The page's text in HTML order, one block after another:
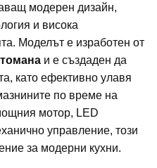
модерен дизайн,
и висока
Моделът е изработен от
и е създаден да
като ефективно улавя
по време на
мотор, LED
управление, този
за модерни кухни.